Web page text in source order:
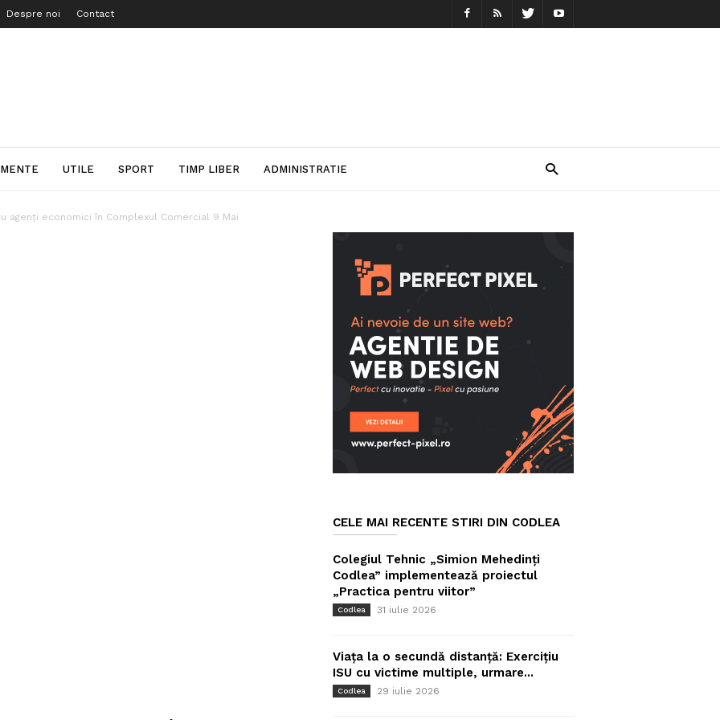
Despre noi Contact
UTILE SPORT TIMP LIBER ADMINISTRATIE
agenți economici în Complexul Comercial 9 Mai
CELE MAI RECENTE STIRI DIN CODLEA
Colegiul Tehnic „Simion Mehedinți
Codlea” implementează proiectul
„Practica pentru viitor”
Codlea 31 iulie 2026
Viața la o secundă distanță: Exercițiu
ISU cu victime multiple, urmare...
Codlea 29 iulie 2026